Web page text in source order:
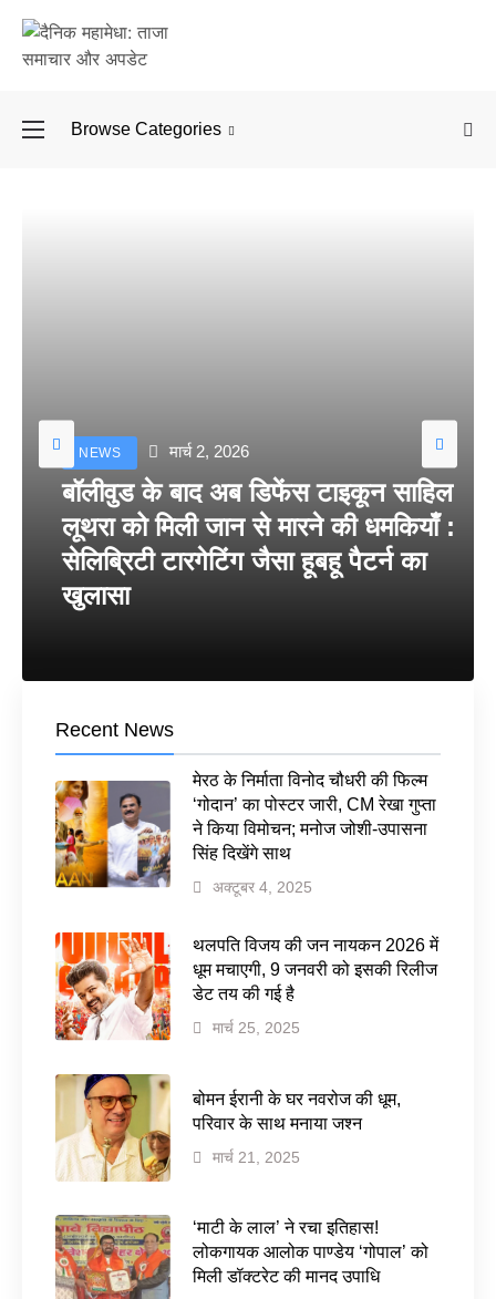
Browse Categories
NEWS मार्च 2, 2026
बॉलीवुड के बाद अब डिफेंस टाइकून साहिल
लूथरा को मिली जान से मारने की धमकियाँ :
सेलिब्रिटी टारगेटिंग जैसा हूबहू पैटर्न का
खुलासा
Recent News
मेरठ के निर्माता विनोद चौधरी की फिल्म
‘गोदान’ का पोस्टर जारी, CM रेखा गुप्ता
ने किया विमोचन; मनोज जोशी-उपासना
सिंह दिखेंगे साथ
अक्टूबर 4, 2025
थलपति विजय की जन नायकन 2026 में
धूम मचाएगी, 9 जनवरी को इसकी रिलीज
डेट तय की गई है
मार्च 25, 2025
बोमन ईरानी के घर नवरोज की धूम,
परिवार के साथ मनाया जश्न
मार्च 21, 2025
‘माटी के लाल’ ने रचा इतिहास!
लोकगायक आलोक पाण्डेय ‘गोपाल’ को
मिली डॉक्टरेट की मानद उपाधि